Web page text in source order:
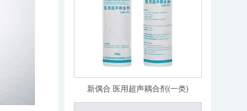
新偶合 医用超声耦合剂(一类)